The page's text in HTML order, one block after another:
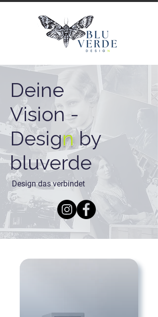
Deine
Vision -
Designby
bluverde
Design das verbindet